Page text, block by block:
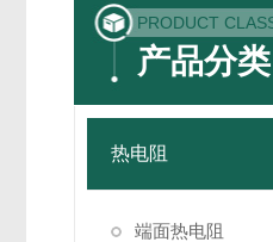
PRODUCT
产品分类
热电阻
端面热电阻